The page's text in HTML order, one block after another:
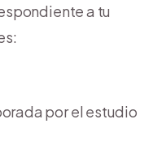
a tu
por el estudio